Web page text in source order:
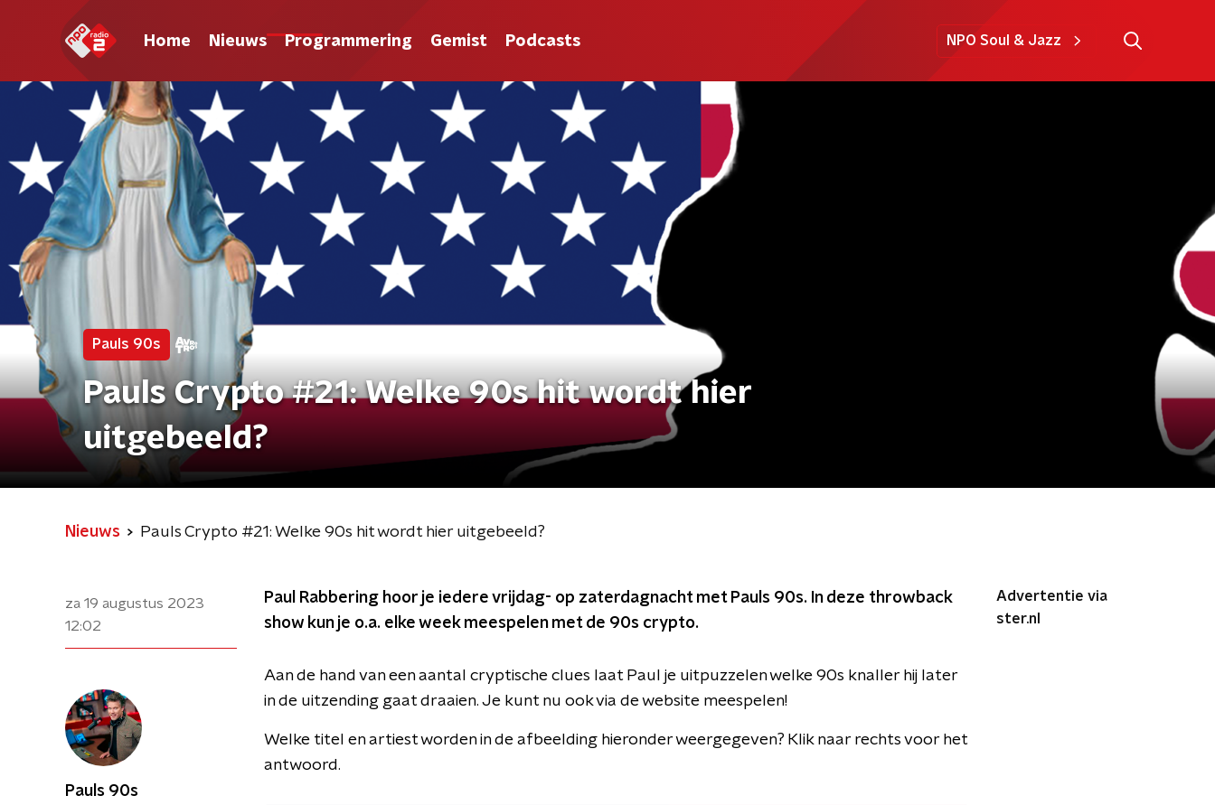
Home Nieuws Programmering Gemist Podcasts NPO Soul & Jazz
Pauls 90s
Pauls Crypto #21: Welke 90s hit wordt hier
uitgebeeld?
Nieuws Pauls Crypto #21: Welke 90s hit wordt hier uitgebeeld?
za 19 augustus 2023
12:02
Paul Rabbering hoor je iedere vrijdag- op zaterdagnacht met Pauls 90s. In deze throwback
show kun je o.a. elke week meespelen met de 90s crypto.
Aan de hand van een aantal cryptische clues laat Paul je uitpuzzelen welke 90s knaller hij later
in de uitzending gaat draaien. Je kunt nu ook via de website meespelen!
Welke titel en artiest worden in de afbeelding hieronder weergegeven? Klik naar rechts voor het
antwoord.
Advertentie via
ster.nl
Pauls 90s